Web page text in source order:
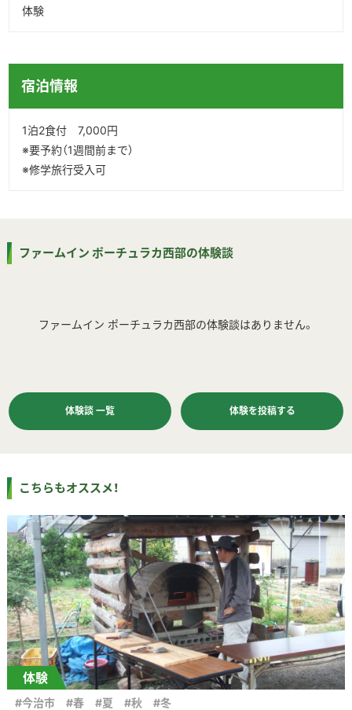
体験
宿泊情報
1泊2食付 7,000円
※要予約（1週間前まで）
※修学旅行受入可
ファームイン ポーチュラカ西部の体験談
ファームイン ポーチュラカ西部の体験談はありません。
体験談 一覧 体験を投稿する
こちらもオススメ！
体験
#今治市 #春 #夏 #秋 #冬